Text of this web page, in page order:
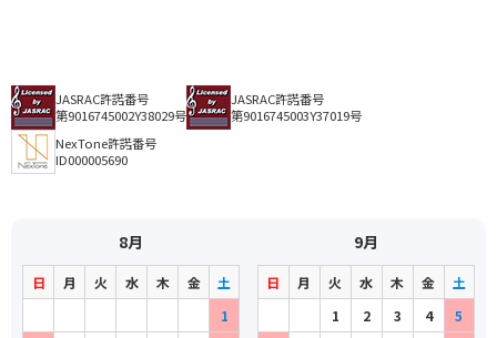
JASRAC許諾番号
第9016745002Y38029号
JASRAC許諾番号
第9016745003Y37019号
NexTone許諾番号
ID000005690
8月
日 月 火 水 木 金
土
1
9月
日 月 火 水 木 金
土
1
2 3 4 5